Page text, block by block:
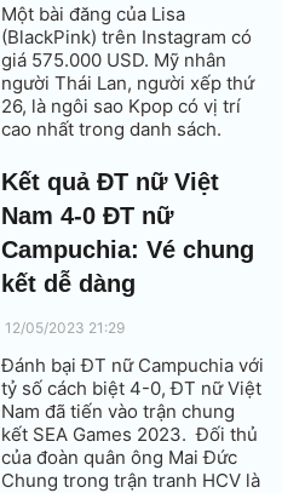
Một bài đăng của Lisa
(BlackPink) trên Instagram có
giá 575.000 USD. Mỹ nhân
người Thái Lan, người xếp thứ
26, là ngôi sao Kpop có vị trí
cao nhất trong danh sách.
Kết quả ĐT nữ Việt
Nam 4-0 ĐT nữ
Campuchia: Vé chung
kết dễ dàng
12/05/2023 21:29
Đánh bại ĐT nữ Campuchia với
tỷ số cách biệt 4-0, ĐT nữ Việt
Nam đã tiến vào trận chung
kết SEA Games 2023. Đối thủ
của đoàn quân ông Mai Đức
Chung trong trận tranh HCV là